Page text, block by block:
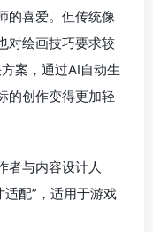
的喜爱。但传统像
对绘画技巧要求较
案，通过AI自动生
的创作变得更加轻
者与内容设计人
配”，适用于游戏